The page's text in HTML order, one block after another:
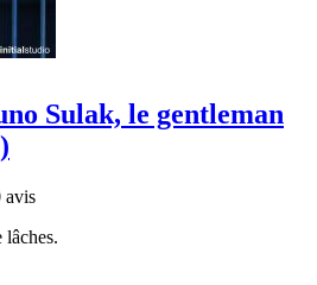
Sulak, le gentleman
avis
lâches.